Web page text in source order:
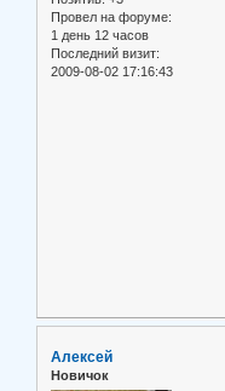
Провел на форуме:
1 день 12 часов
Последний визит:
2009-08-02 17:16:43
Алексей
Новичок